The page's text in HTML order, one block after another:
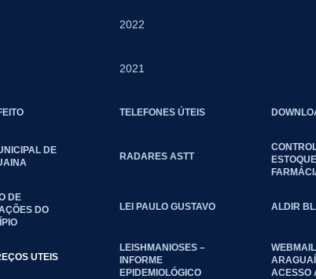
2022
2021
TELEFONES ÚTEIS
DE
RADARES ASTT
ESTOQUE
DE
DO
LEI PAULO GUSTAVO ALDIR
UTEIS
LEISHMANIOSES –
INFORME
EPIDEMIOLÓGICO
WEBMAIL
ACESSO